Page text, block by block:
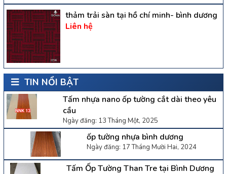
thảm trải sàn tại hồ chí minh- bình dương
Liên hệ
TIN NỔI BẬT
Tấm nhựa nano ốp tường cắt dài theo yêu
cầu
Ngày đăng: 13 Tháng Một, 2025
ốp tường nhựa bình dương
Ngày đăng: 17 Tháng Mười Hai, 2024
Tấm Ốp Tường Than Tre tại Bình Dương